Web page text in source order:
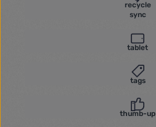
recycle
sync
tablet
tags
thumb-up